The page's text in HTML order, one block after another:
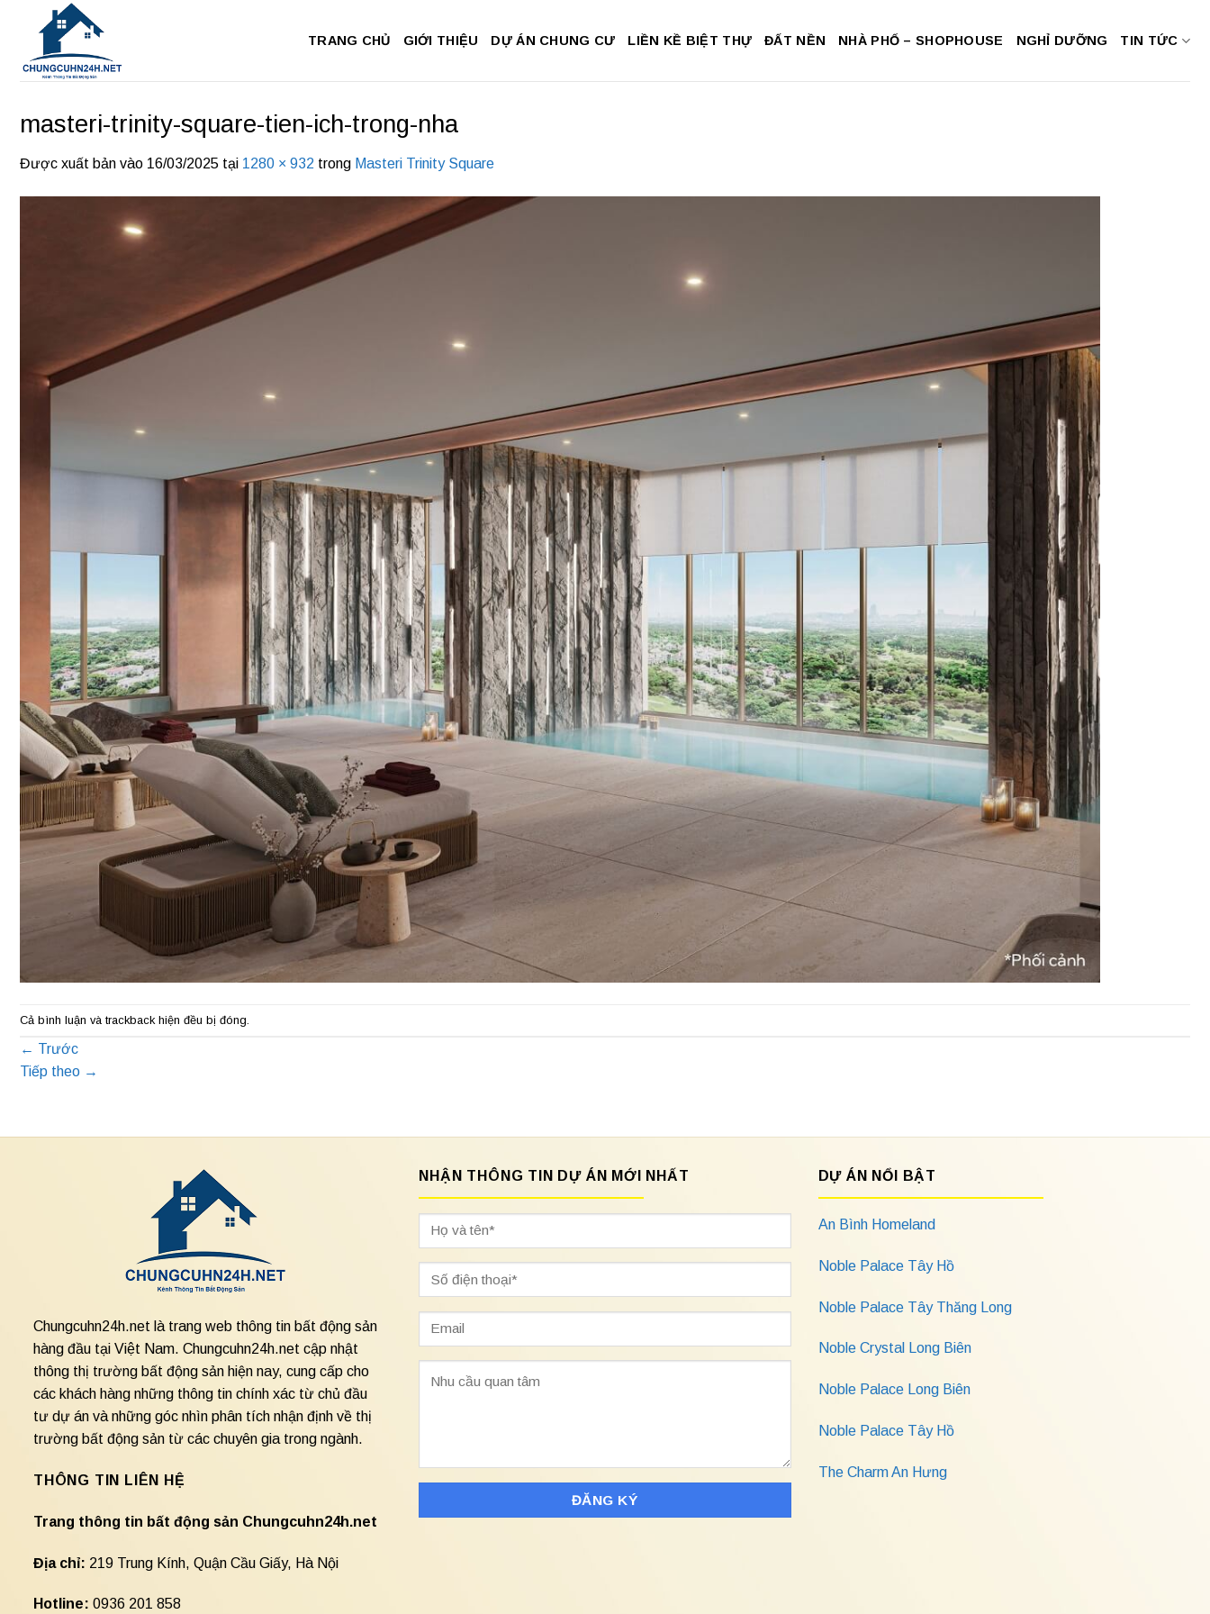
dung
TRANG CHỦ GIỚI THIỆU DỰ ÁN CHUNG CƯ LIỀN KỀ BIỆT THỰ ĐẤT NỀN NHÀ PHỐ – SHOPHOUSE NGHỈ DƯỠNG TIN TỨC
masteri-trinity-square-tien-ich-trong-nha
Được xuất bản vào 16/03/2025 tại 1280 × 932 trong Masteri Trinity Square
Cả bình luận và trackback hiện đều bị đóng.
← Trước
Tiếp theo →
Chungcuhn24h.net là trang web thông tin bất động sản
hàng đầu tại Việt Nam. Chungcuhn24h.net cập nhật
thông thị trường bất động sản hiện nay, cung cấp cho
các khách hàng những thông tin chính xác từ chủ đầu
tư dự án và những góc nhìn phân tích nhận định về thị
trường bất động sản từ các chuyên gia trong ngành.
THÔNG TIN LIÊN HỆ
Trang thông tin bất động sản Chungcuhn24h.net
Địa chỉ: 219 Trung Kính, Quận Cầu Giấy, Hà Nội
Hotline: 0936 201 858
NHẬN THÔNG TIN DỰ ÁN MỚI NHẤT DỰ ÁN NỔI BẬT
An Bình Homeland
Noble Palace Tây Hồ
Noble Palace Tây Thăng Long
Noble Crystal Long Biên
Noble Palace Long Biên
Noble Palace Tây Hồ
The Charm An Hưng